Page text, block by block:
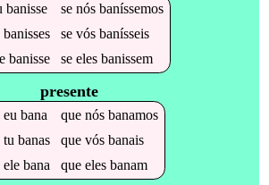
banisse se nós baníssemos
banisses se vós banísseis
banisse se eles banissem
presente
eu bana que nós banamos
tu banas que vós banais
ele bana que eles banam